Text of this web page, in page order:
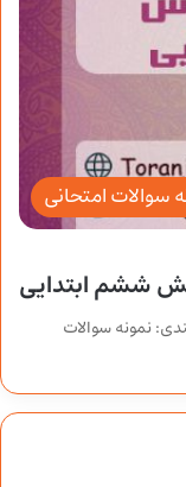
سوالات امتحانی
ششم ابتدایی
نمونه سوالات